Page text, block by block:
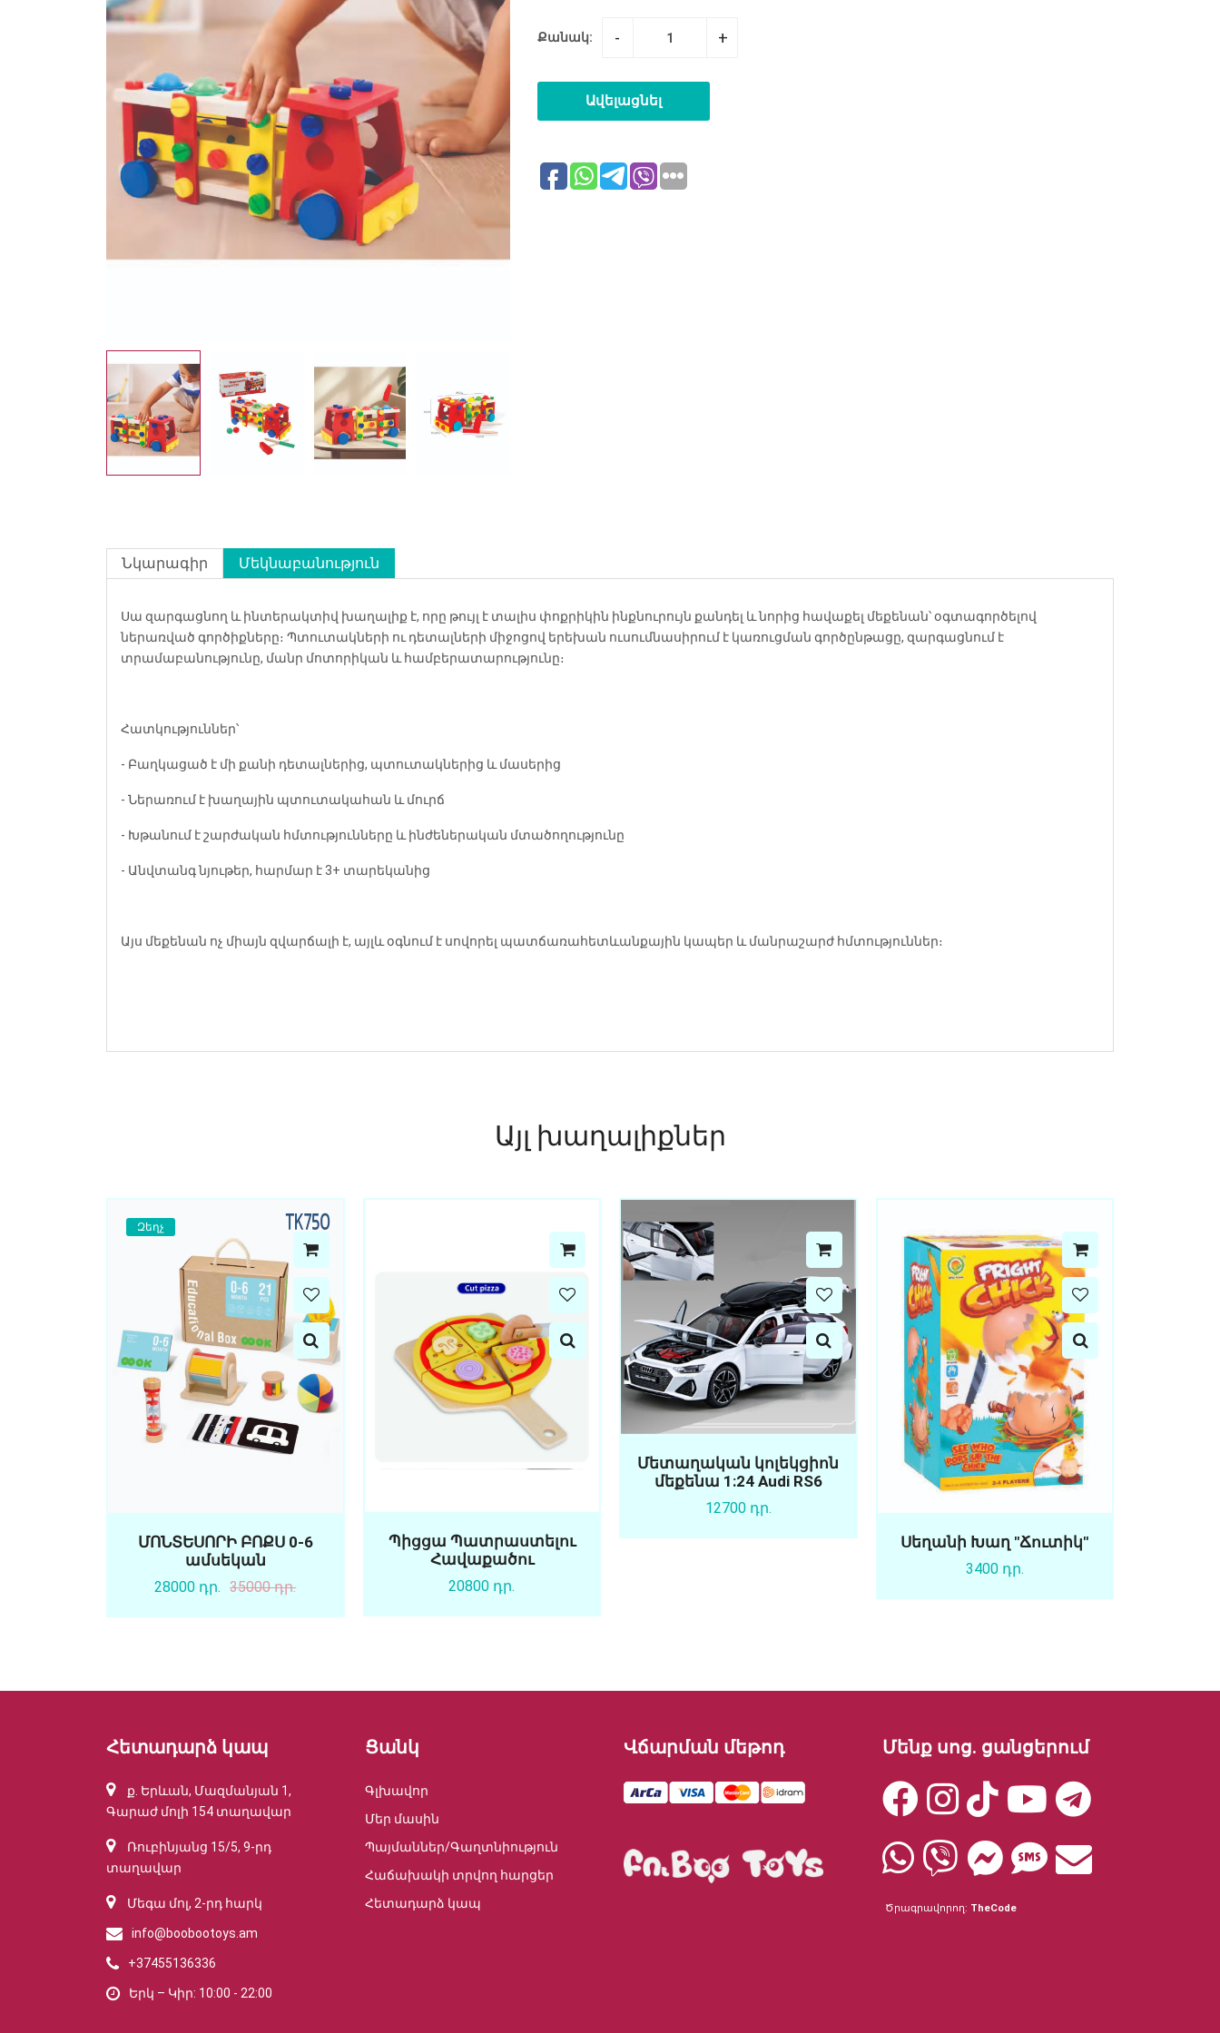
Քանակ: - +
Ավելացնել
Նկարագիր Մեկնաբանություն
Սա զարգացնող և ինտերակտիվ խաղալիք է, որը թույլ է տալիս փոքրիկին ինքնուրույն քանդել և նորից հավաքել մեքենան՝ օգտագործելով
ներառված գործիքները։ Պտուտակների ու դետալների միջոցով երեխան ուսումնասիրում է կառուցման գործընթացը, զարգացնում է
տրամաբանությունը, մանր մոտորիկան և համբերատարությունը։
Հատկություններ՝
- Բաղկացած է մի քանի դետալներից, պտուտակներից և մասերից
- Ներառում է խաղային պտուտակահան և մուրճ
- Խթանում է շարժական հմտությունները և ինժեներական մտածողությունը
- Անվտանգ նյութեր, հարմար է 3+ տարեկանից
Այս մեքենան ոչ միայն զվարճալի է, այլև օգնում է սովորել պատճառահետևանքային կապեր և մանրաշարժ հմտություններ։
Այլ խաղալիքներ
Զեղչ
ՄՈՆՏԵՍՈՐԻ ԲՈՔՍ 0-6
ամսեկան
28000 դր. 35000 դր.
Պիցցա Պատրաստելու
Հավաքածու
20800 դր.
Մետաղական կոլեկցիոն
մեքենա 1:24 Audi RS6
12700 դր.
Սեղանի Խաղ "Ճուտիկ"
3400 դր.
Հետադարձ կապ
ք. Երևան, Մազմանյան 1,
Գարաժ մոլի 154 տաղավար
Ռուբինյանց 15/5, 9-րդ
տաղավար
Մեգա մոլ, 2-րդ հարկ
info@boobootoys.am
+37455136336
Երկ – Կիր: 10:00 - 22:00
Ցանկ
Գլխավոր
Մեր մասին
Պայմաններ/Գաղտնիություն
Հաճախակի տրվող հարցեր
Հետադարձ կապ
Վճարման մեթոդ Մենք սոց. ցանցերում
Ծրագրավորող: TheCode